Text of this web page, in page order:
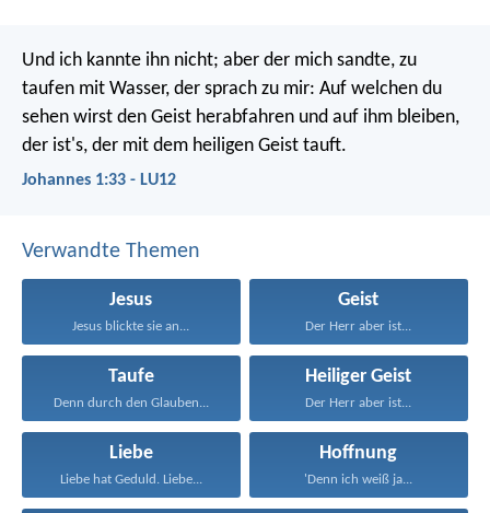
Und ich kannte ihn nicht; aber der mich sandte, zu
taufen mit Wasser, der sprach zu mir: Auf welchen du
sehen wirst den Geist herabfahren und auf ihm bleiben,
der ist's, der mit dem heiligen Geist tauft.
Johannes 1:33 - LU12
Verwandte Themen
Jesus
Jesus blickte sie an...
Geist
Der Herr aber ist...
Taufe
Denn durch den Glauben...
Heiliger Geist
Der Herr aber ist...
Liebe
Liebe hat Geduld. Liebe...
Hoffnung
'Denn ich weiß ja...